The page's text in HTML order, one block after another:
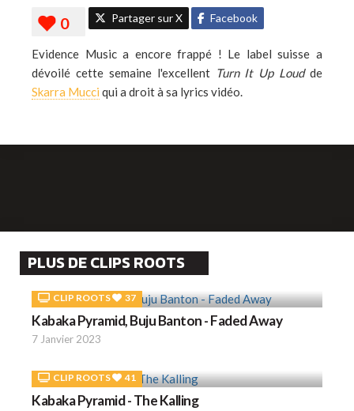
Partager sur X Facebook
Evidence Music a encore frappé ! Le label suisse a
dévoilé cette semaine l'excellent Turn It Up Loudde
Skarra Mucci qui a droit à sa lyrics vidéo.
PLUS DE CLIPS ROOTS
CLIP ROOTS 37
Kabaka Pyramid, Buju Banton - Faded Away
7 Janvier 2023
CLIP ROOTS 41
Kabaka Pyramid - The Kalling